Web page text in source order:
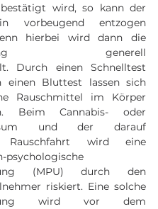
wird, so kann der
vorbeugend entzogen
hierbei wird dann die
generell
Durch einen Schnelltest
einen Bluttest lassen sich
Rauschmittel im Körper
Beim Cannabis- oder
und der darauf
Rauschfahrt wird eine
psychologische
(MPU) durch den
riskiert. Eine solche
wird vor dem